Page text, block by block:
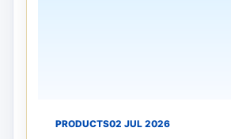
PRODUCTS02 JUL 2026